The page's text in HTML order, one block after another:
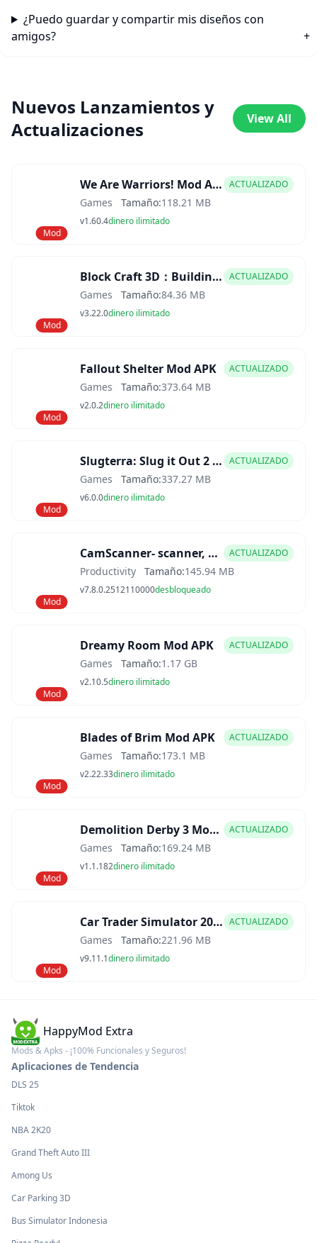
¿Puedo guardar y compartir mis diseños con
amigos?
Nuevos Lanzamientos y
Actualizaciones
View All
Mod
We Are Warriors! Mod APK ACTUALIZADO
Games Tamaño:118.21 MB
v1.60.4dinero ilimitado
Mod
Block Craft 3D：Building Game Mod APK ACTUALIZADO
Games Tamaño:84.36 MB
v3.22.0dinero ilimitado
Mod
Fallout Shelter Mod APK ACTUALIZADO
Games Tamaño:373.64 MB
v2.0.2dinero ilimitado
Mod
Slugterra: Slug it Out 2 Mod APK ACTUALIZADO
Games Tamaño:337.27 MB
v6.0.0dinero ilimitado
Mod
CamScanner- scanner, PDF maker Mod APK ACTUALIZADO
Productivity Tamaño:145.94 MB
v7.8.0.2512110000desbloqueado
Mod
Dreamy Room Mod APK ACTUALIZADO
Games Tamaño:1.17 GB
v2.10.5dinero ilimitado
Mod
Blades of Brim Mod APK ACTUALIZADO
Games Tamaño:173.1 MB
v2.22.33dinero ilimitado
Mod
Demolition Derby 3 Mod APK ACTUALIZADO
Games Tamaño:169.24 MB
v1.1.182dinero ilimitado
Mod
Car Trader Simulator 2025 Mod APK ACTUALIZADO
Games Tamaño:221.96 MB
v9.11.1dinero ilimitado
HappyMod Extra
Mods & Apks - ¡100% Funcionales y Seguros!
Aplicaciones de Tendencia
DLS 25
Tiktok
NBA 2K20
Grand Theft Auto III
Among Us
Car Parking 3D
Bus Simulator Indonesia